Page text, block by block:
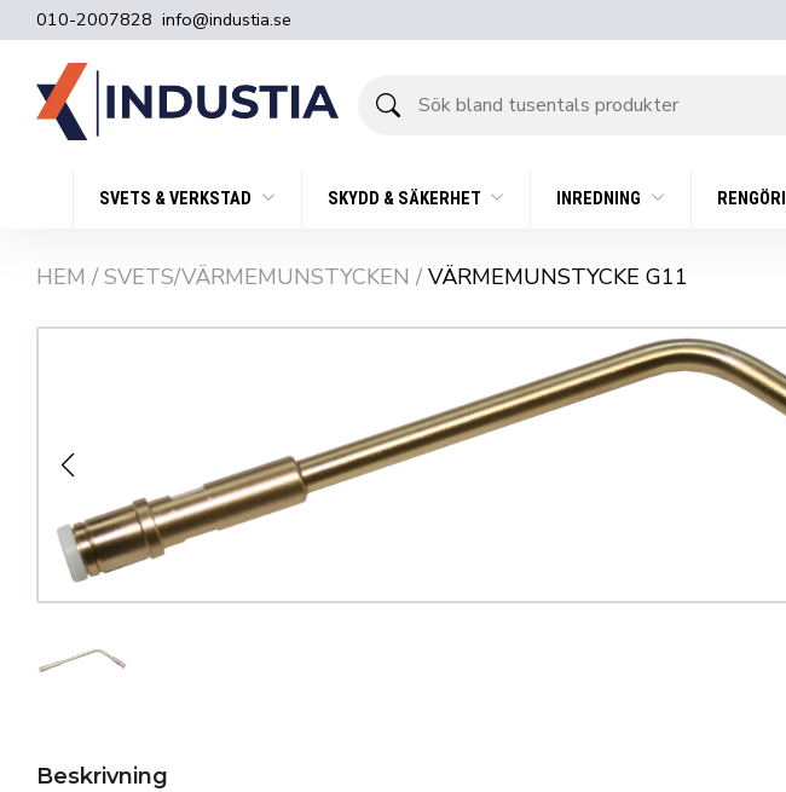
010-2007828 info@industia.se
bland
SVETS & VERKSTAD SKYDD & SÄKERHET INREDNING
HEM / SVETS/VÄRMEMUNSTYCKEN / VÄRMEMUNSTYCKE G11
Beskrivning